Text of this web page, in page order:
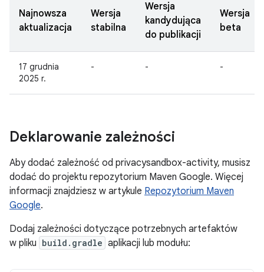
Najnowsza
aktualizacja
Wersja
stabilna
Wersja
kandydująca
do publikacji
Wersja
beta
17 grudnia
2025 r.
- - -
Deklarowanie zależności
Aby dodać zależność od privacysandbox-activity, musisz
dodać do projektu repozytorium Maven Google. Więcej
informacji znajdziesz w artykule Repozytorium Maven
Google.
Dodaj zależności dotyczące potrzebnych artefaktów
w pliku build.gradle aplikacji lub modułu: